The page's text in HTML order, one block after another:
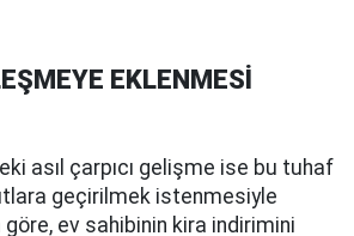
EKLENMESİ
asıl çarpıcı gelişme ise bu tuhaf
geçirilmek istenmesiyle
göre, ev sahibinin kira indirimini